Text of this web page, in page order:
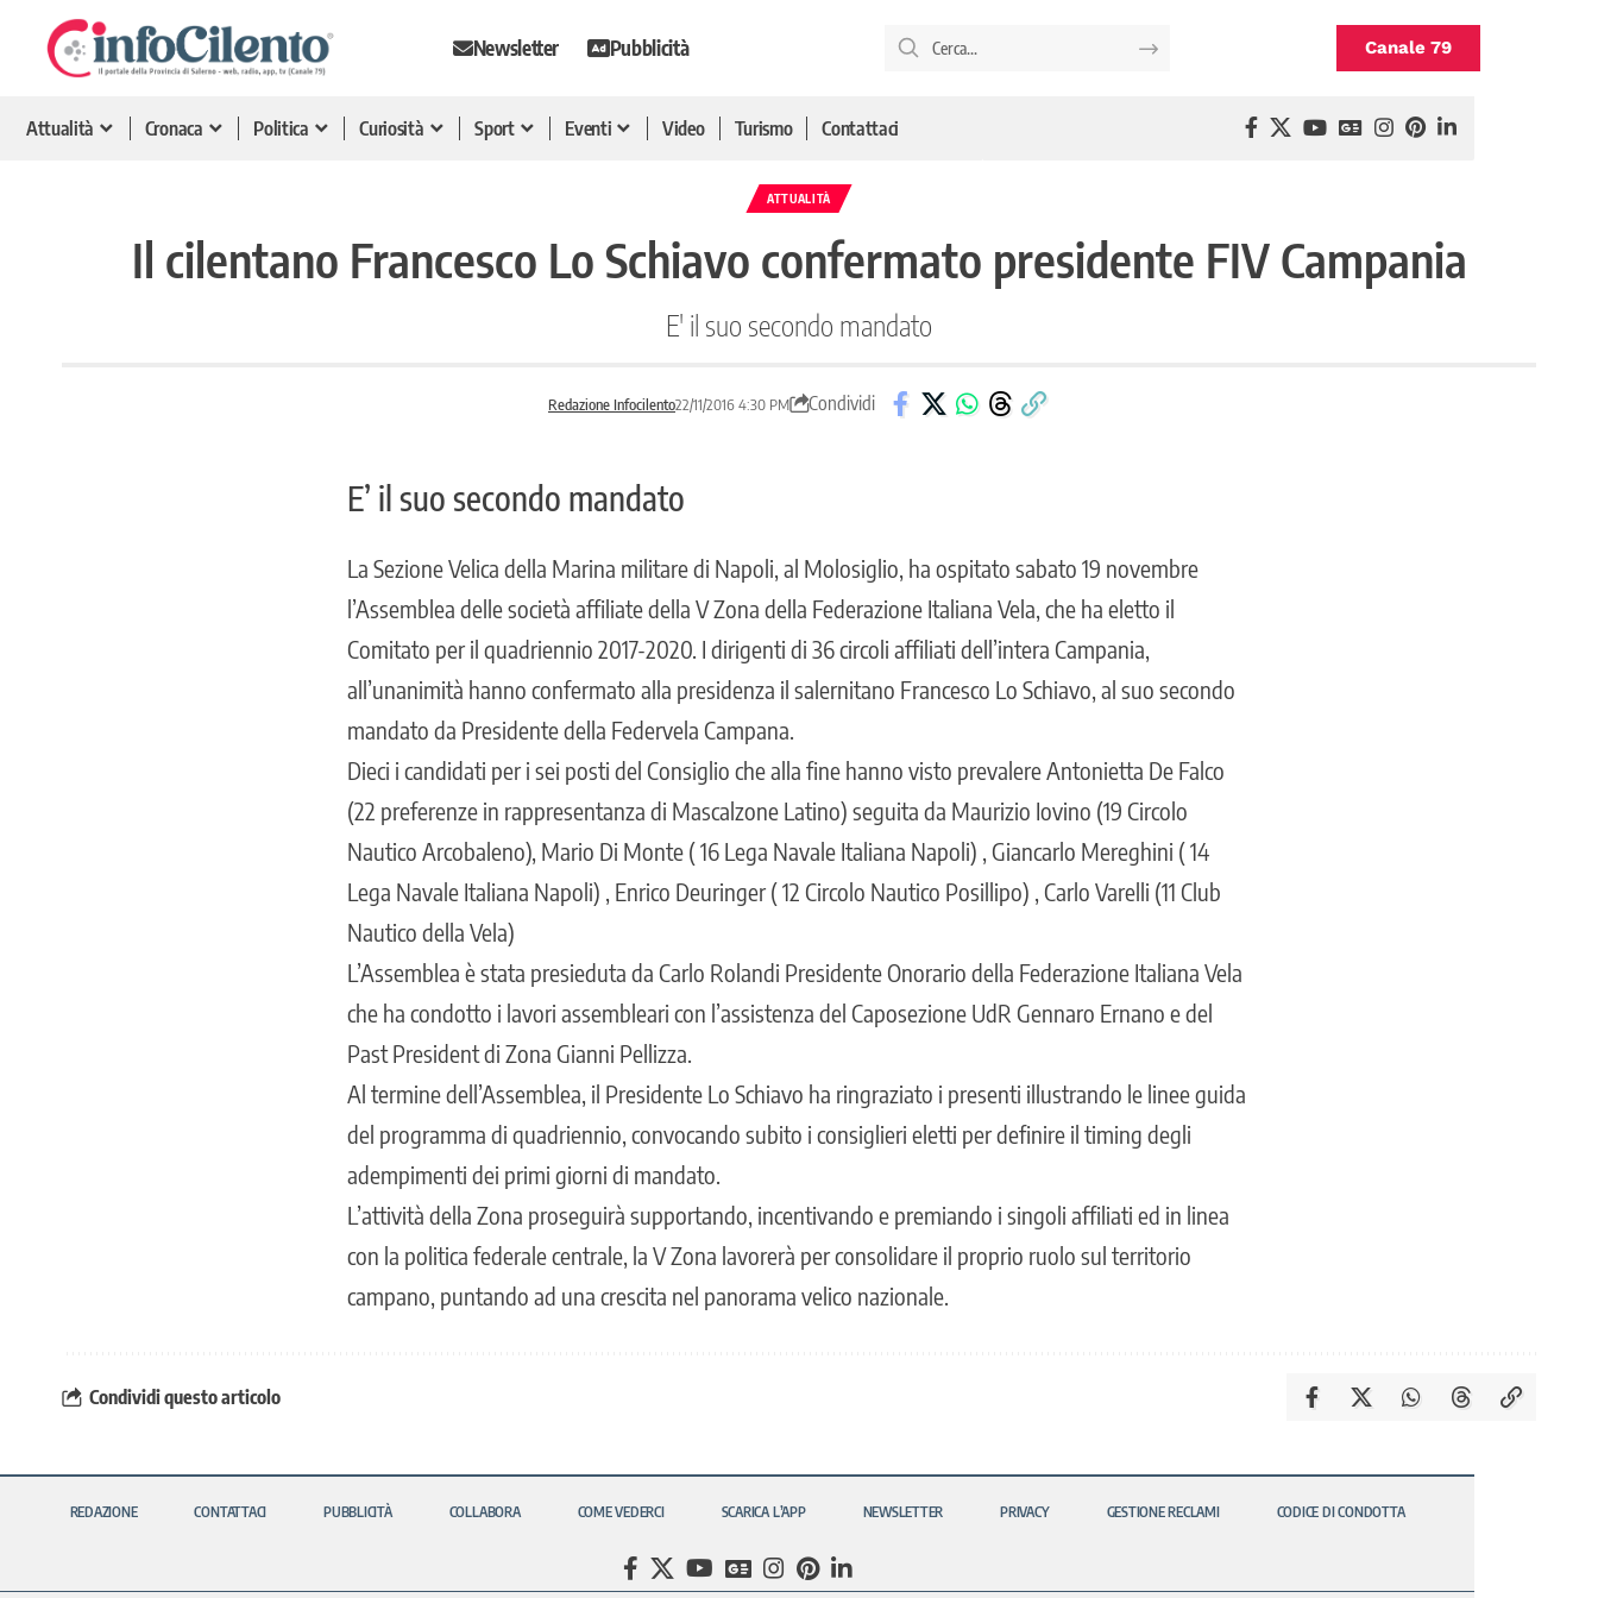
Newsletter Pubblicità Canale 79
Attualità Cronaca Politica Curiosità Sport Eventi Video Turismo Contattaci
ATTUALITÀ
Il cilentano Francesco Lo Schiavo confermato presidente FIV Campania
E' il suo secondo mandato
Redazione Infocilento22/11/2016 4:30 PM Condividi
E’ il suo secondo mandato
La Sezione Velica della Marina militare di Napoli, al Molosiglio, ha ospitato sabato 19 novembre
l’Assemblea delle società affiliate della V Zona della Federazione Italiana Vela, che ha eletto il
Comitato per il quadriennio 2017-2020. I dirigenti di 36 circoli affiliati dell’intera Campania,
all’unanimità hanno confermato alla presidenza il salernitano Francesco Lo Schiavo, al suo secondo
mandato da Presidente della Federvela Campana.
Dieci i candidati per i sei posti del Consiglio che alla fine hanno visto prevalere Antonietta De Falco
(22 preferenze in rappresentanza di Mascalzone Latino) seguita da Maurizio Iovino (19 Circolo
Nautico Arcobaleno), Mario Di Monte ( 16 Lega Navale Italiana Napoli) , Giancarlo Mereghini ( 14
Lega Navale Italiana Napoli) , Enrico Deuringer ( 12 Circolo Nautico Posillipo) , Carlo Varelli (11 Club
Nautico della Vela)
L’Assemblea è stata presieduta da Carlo Rolandi Presidente Onorario della Federazione Italiana Vela
che ha condotto i lavori assembleari con l’assistenza del Caposezione UdR Gennaro Ernano e del
Past President di Zona Gianni Pellizza.
Al termine dell’Assemblea, il Presidente Lo Schiavo ha ringraziato i presenti illustrando le linee guida
del programma di quadriennio, convocando subito i consiglieri eletti per definire il timing degli
adempimenti dei primi giorni di mandato.
L’attività della Zona proseguirà supportando, incentivando e premiando i singoli affiliati ed in linea
con la politica federale centrale, la V Zona lavorerà per consolidare il proprio ruolo sul territorio
campano, puntando ad una crescita nel panorama velico nazionale.
Condividi questo articolo
REDAZIONE CONTATTACI PUBBLICITÀ COLLABORA COME VEDERCI SCARICA L’APP NEWSLETTER PRIVACY GESTIONE RECLAMI CODICE DI CONDOTTA